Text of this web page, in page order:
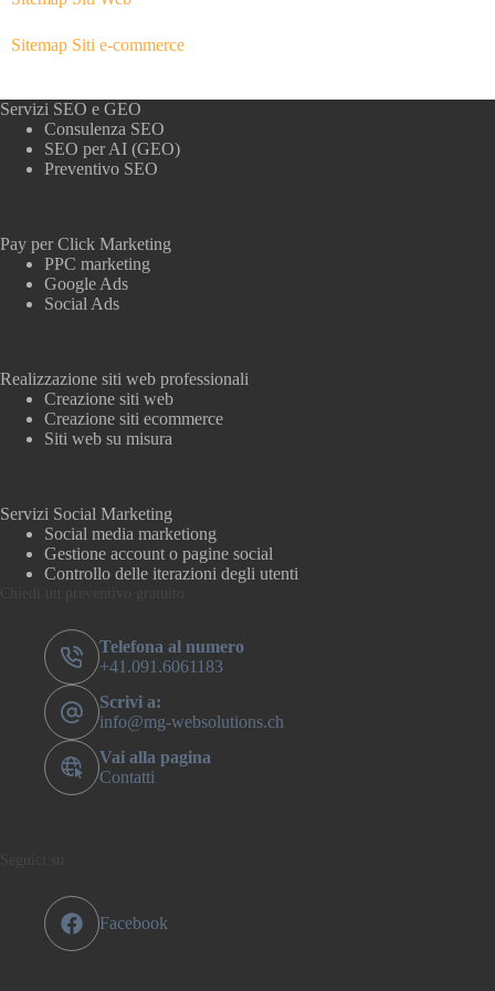
Sitemap Siti e-commerce
Servizi SEO e GEO
Consulenza SEO
SEO per AI (GEO)
Preventivo SEO
Pay per Click Marketing
PPC marketing
Google Ads
Social Ads
Realizzazione siti web professionali
Creazione siti web
Creazione siti ecommerce
Siti web su misura
Servizi Social Marketing
Social media marketiong
Gestione account o pagine social
Controllo delle iterazioni degli utenti
Chiedi un preventivo gratuito
Telefona al numero
+41.091.6061183
Scrivi a:
info@mg-websolutions.ch
Vai alla pagina
Contatti
Seguici su
Facebook